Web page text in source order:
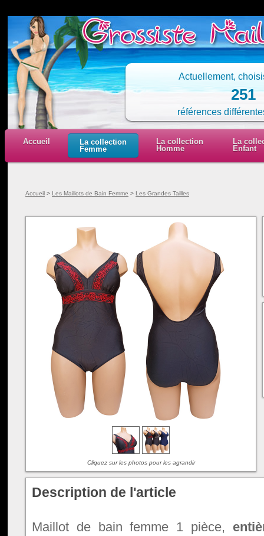
Actuellement,
251
références
Accueil
La collection
Femme
La collection
Homme
La
Enfant
Accueil > Les Maillots de Bain Femme > Les Grandes Tailles
Cliquez sur les photos pour les agrandir
Description de l'article
Maillot de bain femme 1 pièce,